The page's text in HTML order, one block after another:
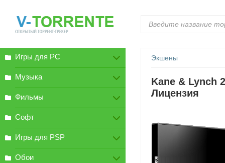
Экшены
Kane & Lynch
Лицензия
Игры для PC
Музыка
Фильмы
Софт
Игры для PSP
Обои